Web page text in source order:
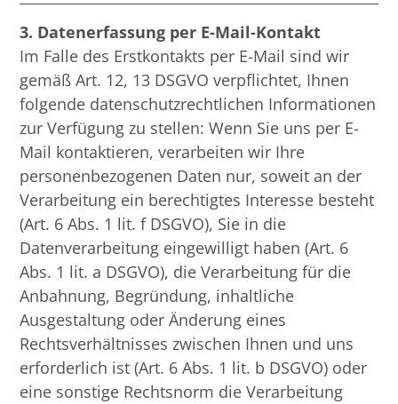
3. Datenerfassung per E-Mail-Kontakt
Im Falle des Erstkontakts per E-Mail sind wir
gemäß Art. 12, 13 DSGVO verpflichtet, Ihnen
folgende datenschutzrechtlichen Informationen
zur Verfügung zu stellen: Wenn Sie uns per E-
Mail kontaktieren, verarbeiten wir Ihre
personenbezogenen Daten nur, soweit an der
Verarbeitung ein berechtigtes Interesse besteht
(Art. 6 Abs. 1 lit. f DSGVO), Sie in die
Datenverarbeitung eingewilligt haben (Art. 6
Abs. 1 lit. a DSGVO), die Verarbeitung für die
Anbahnung, Begründung, inhaltliche
Ausgestaltung oder Änderung eines
Rechtsverhältnisses zwischen Ihnen und uns
erforderlich ist (Art. 6 Abs. 1 lit. b DSGVO) oder
eine sonstige Rechtsnorm die Verarbeitung